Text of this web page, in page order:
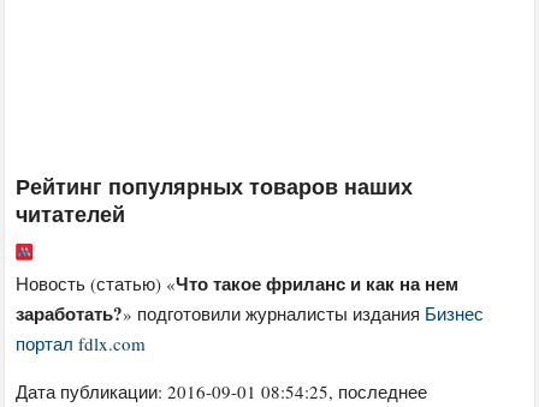
Рейтинг популярных товаров наших
читателей
Новость (статью) «Что такое фриланс и как на нем
заработать?» подготовили журналисты издания Бизнес
портал fdlx.com
Дата публикации:2016-09-01 08:54:25, последнее